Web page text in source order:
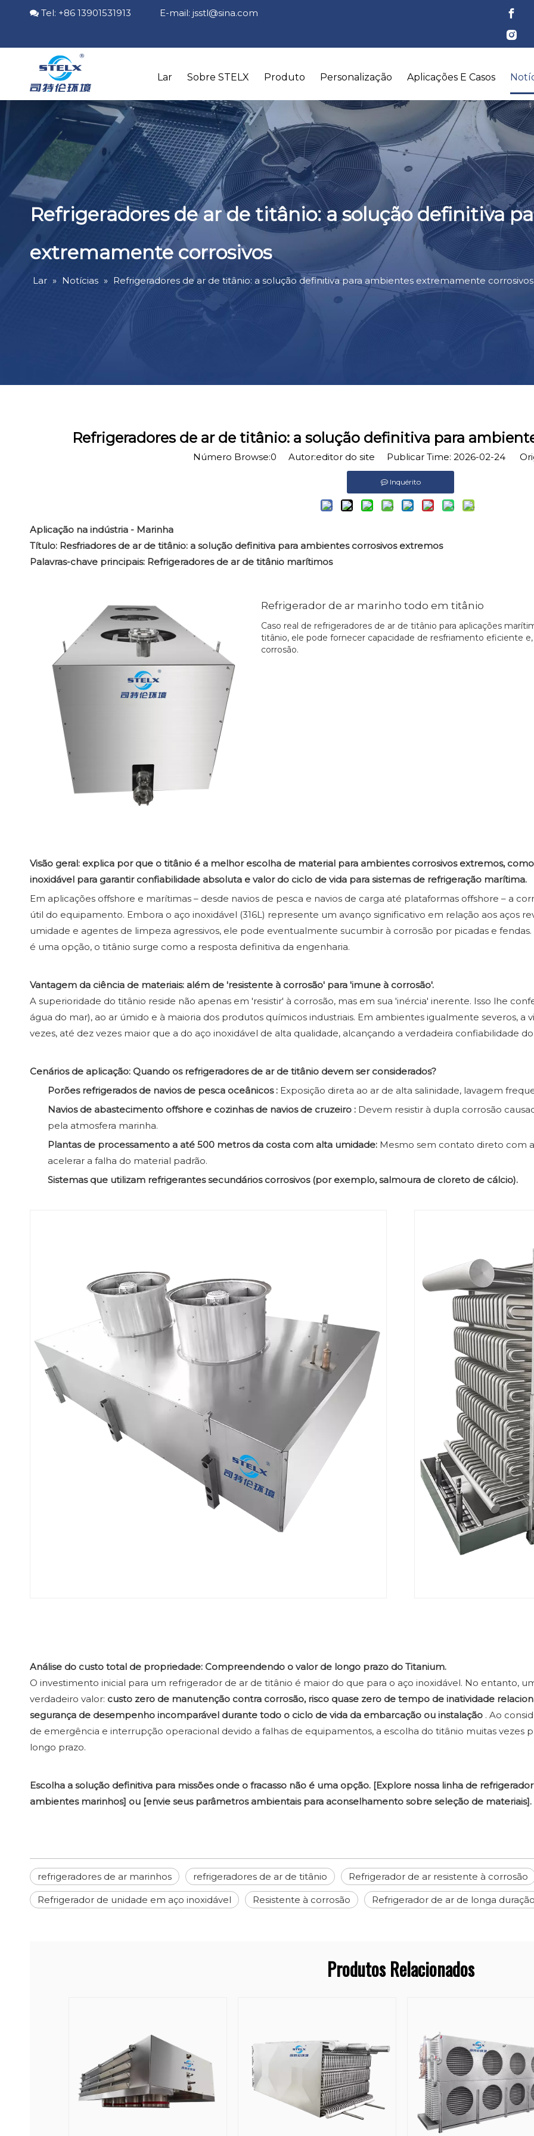
 Tel: +86 13901531913 E-mail: jsstl@sina.com
Lar Sobre STELX Produto Personalização Aplicações E Casos
Refrigeradores de ar de titânio: a solução definitiva
extremamente corrosivos
Lar » Notícias » Refrigeradores de ar de titânio: a solução definitiva para ambientes extremamente corrosivos
Refrigeradores de ar de titânio: a solução definitiva para
Número Browse:0 Autor:editor do site Publicar Time: 2026-02-24
Inquérito
Aplicação na indústria - Marinha
Título: Resfriadores de ar de titânio: a solução definitiva para ambientes corrosivos extremos
Palavras-chave principais: Refrigeradores de ar de titânio marítimos
Refrigerador de ar marinho todo em titânio
Caso real de refrigeradores de ar de titânio para aplicações
titânio, ele pode fornecer capacidade de resfriamento eficiente
corrosão.
Visão geral: explica por que o titânio é a melhor escolha de material para ambientes corrosivos extremos,
inoxidável para garantir confiabilidade absoluta e valor do ciclo de vida para sistemas de refrigeração marítima.
Em aplicações offshore e marítimas – desde navios de pesca e navios de carga até plataformas offshore – a
útil do equipamento. Embora o aço inoxidável (316L) represente um avanço significativo em relação aos aços
umidade e agentes de limpeza agressivos, ele pode eventualmente sucumbir à corrosão por picadas e
é uma opção, o titânio surge como a resposta definitiva da engenharia.
Vantagem da ciência de materiais: além de 'resistente à corrosão' para 'imune à corrosão'.
A superioridade do titânio reside não apenas em 'resistir' à corrosão, mas em sua 'inércia' inerente. Isso lhe
água do mar), ao ar úmido e à maioria dos produtos químicos industriais. Em ambientes igualmente severos,
vezes, até dez vezes maior que a do aço inoxidável de alta qualidade, alcançando a verdadeira confiabilidade do
Cenários de aplicação: Quando os refrigeradores de ar de titânio devem ser considerados?
Porões refrigerados de navios de pesca oceânicos : Exposição direta ao ar de alta salinidade, lavagem
Navios de abastecimento offshore e cozinhas de navios de cruzeiro : Devem resistir à dupla corrosão
pela atmosfera marinha.
Plantas de processamento a até 500 metros da costa com alta umidade: Mesmo sem contato direto com
acelerar a falha do material padrão.
Sistemas que utilizam refrigerantes secundários corrosivos (por exemplo, salmoura de cloreto de cálcio).
Análise do custo total de propriedade: Compreendendo o valor de longo prazo do Titanium.
O investimento inicial para um refrigerador de ar de titânio é maior do que para o aço inoxidável. No entanto,
verdadeiro valor: custo zero de manutenção contra corrosão, risco quase zero de tempo de inatividade
segurança de desempenho incomparável durante todo o ciclo de vida da embarcação ou instalação . Ao
de emergência e interrupção operacional devido a falhas de equipamentos, a escolha do titânio muitas vezes
longo prazo.
Escolha a solução definitiva para missões onde o fracasso não é uma opção. [Explore nossa linha de
ambientes marinhos] ou [envie seus parâmetros ambientais para aconselhamento sobre seleção de materiais].
refrigeradores de ar marinhos refrigeradores de ar de titânio Refrigerador de ar resistente à corrosão
Refrigerador de unidade em aço inoxidável Resistente à corrosão Refrigerador de ar de longa duração
Produtos Relacionados